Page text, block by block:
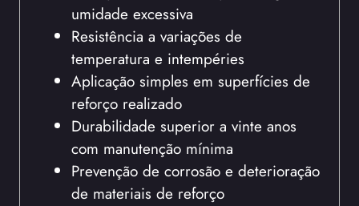
umidade excessiva
Resistência a variações de
temperatura e intempéries
Aplicação simples em superfícies de
reforço realizado
Durabilidade superior a vinte anos
com manutenção mínima
Prevenção de corrosão e deterioração
de materiais de reforço